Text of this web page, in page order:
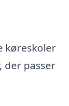
køreskoler
der passer